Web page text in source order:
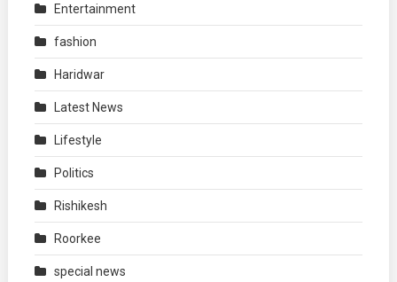
Entertainment
fashion
Haridwar
Latest News
Lifestyle
Politics
Rishikesh
Roorkee
special news